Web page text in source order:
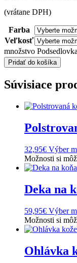
(vrátane DPH)
Farba
Veľkosť
množstvo
Pridať do košíka
Súvisiace
32,95€ Výber
Možnosti si
Deka na
59,95€ Výber
Možnosti si
Ohlávka